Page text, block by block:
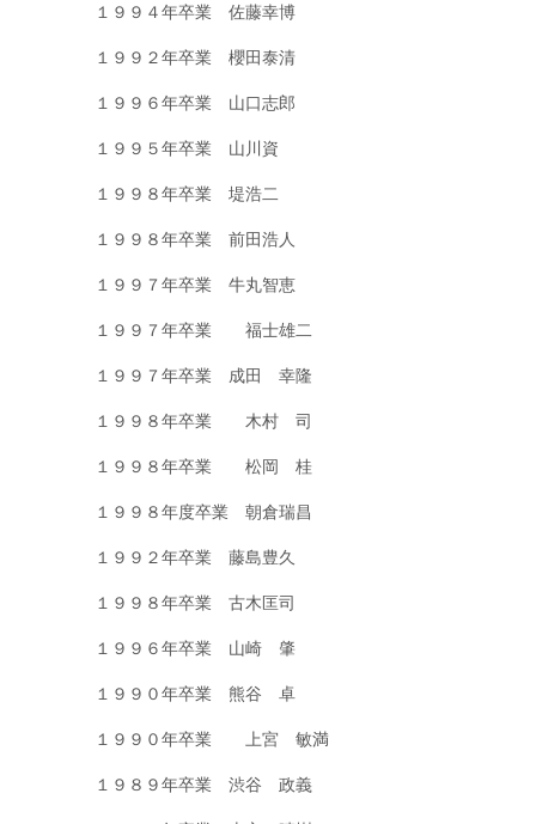
１９９４年卒業 佐藤幸博
１９９２年卒業 櫻田泰清
１９９６年卒業 山口志郎
１９９５年卒業 山川資
１９９８年卒業 堤浩二
１９９８年卒業 前田浩人
１９９７年卒業 牛丸智恵
１９９７年卒業 福士雄二
１９９７年卒業 成田 幸隆
１９９８年卒業 木村 司
１９９８年卒業 松岡 桂
１９９８年度卒業 朝倉瑞昌
１９９２年卒業 藤島豊久
１９９８年卒業 古木匡司
１９９６年卒業 山崎 肇
１９９０年卒業 熊谷 卓
１９９０年卒業 上宮 敏満
１９８９年卒業 渋谷 政義